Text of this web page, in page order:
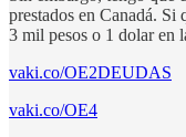
prestados en Canadá. Si
3 mil pesos o 1 dolar en
vaki.co/OE2DEUDAS
vaki.co/OE4